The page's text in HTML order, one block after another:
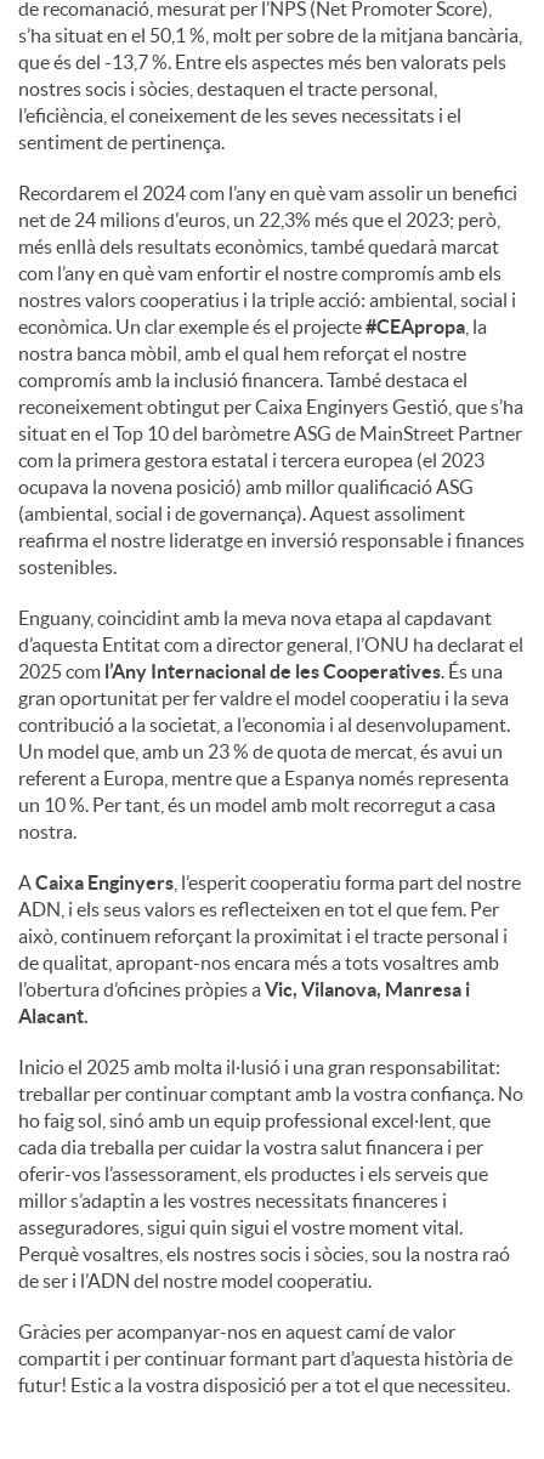
de recomanació, mesurat per l’NPS (Net Promoter Score),
s’ha situat en el 50,1 %, molt per sobre de la mitjana bancària,
que és del -13,7 %. Entre els aspectes més ben valorats pels
nostres socis i sòcies, destaquen el tracte personal,
l’eficiència, el coneixement de les seves necessitats i el
sentiment de pertinença.
Recordarem el 2024 com l’any en què vam assolir un benefici
net de 24 milions d'euros, un 22,3% més que el 2023; però,
més enllà dels resultats econòmics, també quedarà marcat
com l’any en què vam enfortir el nostre compromís amb els
nostres valors cooperatius i la triple acció: ambiental, social i
econòmica. Un clar exemple és el projecte#CEApropa , la
nostra banca mòbil, amb el qual hem reforçat el nostre
compromís amb la inclusió financera. També destaca el
reconeixement obtingut per Caixa Enginyers Gestió, que s’ha
situat en el Top 10 del baròmetre ASG de MainStreet Partner
com la primera gestora estatal i tercera europea (el 2023
ocupava la novena posició) amb millor qualificació ASG
(ambiental, social i de governança). Aquest assoliment
reafirma el nostre lideratge en inversió responsable i finances
sostenibles.
Enguany, coincidint amb la meva nova etapa al capdavant
d’aquesta Entitat com a director general, l’ONU ha declarat el
2025 com l’Any Internacional de les Cooperatives. És una
gran oportunitat per fer valdre el model cooperatiu i la seva
contribució a la societat, a l’economia i al desenvolupament.
Un model que, amb un 23 % de quota de mercat, és avui un
referent a Europa, mentre que a Espanya només representa
un 10 %. Per tant, és un model amb molt recorregut a casa
nostra.
ACaixa Enginyers , l’esperit cooperatiu forma part del nostre
ADN, i els seus valors es reflecteixen en tot el que fem. Per
això, continuem reforçant la proximitat i el tracte personal i
de qualitat, apropant-nos encara més a tots vosaltres amb
l’obertura d’oficines pròpies aVic, Vilanova, Manresa i
Alacant.
Inicio el 2025 amb molta il·lusió i una gran responsabilitat:
treballar per continuar comptant amb la vostra confiança. No
ho faig sol, sinó amb un equip professional excel·lent, que
cada dia treballa per cuidar la vostra salut financera i per
oferir-vos l’assessorament, els productes i els serveis que
millor s’adaptin a les vostres necessitats financeres i
asseguradores, sigui quin sigui el vostre moment vital.
Perquè vosaltres, els nostres socis i sòcies, sou la nostra raó
de ser i l’ADN del nostre model cooperatiu.
Gràcies per acompanyar-nos en aquest camí de valor
compartit i per continuar formant part d’aquesta història de
futur! Estic a la vostra disposició per a tot el que necessiteu.